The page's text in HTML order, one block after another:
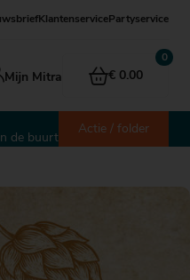
KlantenservicePartyservice
Mijn Mitra € 0.00
de buurt
Actie / folder